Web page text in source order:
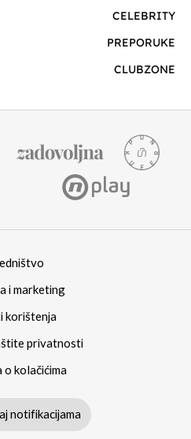
CELEBRITY
PREPORUKE
CLUBZONE
i marketing
korištenja
privatnosti
o kolačićima
notifikacijama